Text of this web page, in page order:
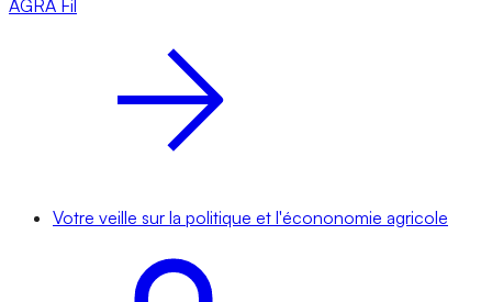
AGRA Fil
Votre veille sur la politique et l'écononomie agricole